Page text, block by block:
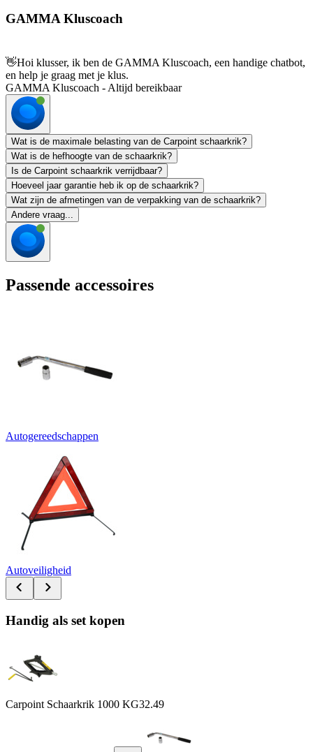
GAMMA Kluscoach
👋Hoi klusser, ik ben de GAMMA Kluscoach, een handige chatbot,
en help je graag met je klus.
GAMMA Kluscoach - Altijd bereikbaar
Wat is de maximale belasting van de Carpoint schaarkrik?
Wat is de hefhoogte van de schaarkrik?
Is de Carpoint schaarkrik verrijdbaar?
Hoeveel jaar garantie heb ik op de schaarkrik?
Wat zijn de afmetingen van de verpakking van de schaarkrik?
Andere vraag...
Passende accessoires
Autogereedschappen
Autoveiligheid
Handig als set kopen
Carpoint Schaarkrik 1000 KG32.49